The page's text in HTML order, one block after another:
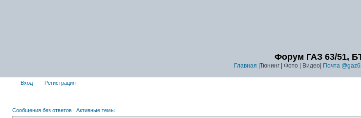
Форум ГАЗ 63/51,
Главная |Тюнинг | Фото | Видео| Почта
Вход Регистрация
Сообщения без ответов | Активные темы